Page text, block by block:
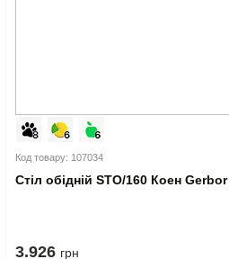
Код товару: 107034
Стіл обідній STO/160 Коен Gerbor
3.926 грн